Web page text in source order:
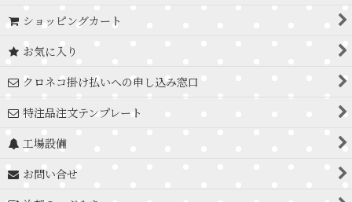
ショッピングカート
お気に入り
クロネコ掛け払いへの申し込み窓口
特注品注文テンプレート
工場設備
お問い合せ